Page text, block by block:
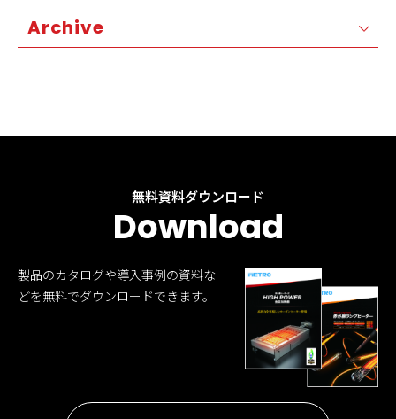
Archive
無料資料ダウンロード
Download
製品のカタログや導入事例の資料な
どを無料でダウンロードできます。